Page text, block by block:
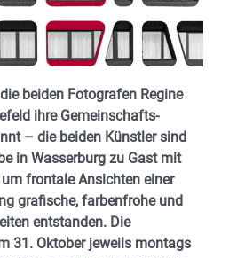
beiden Fotografen Regine
ihre Gemeinschafts-
– die beiden Künstler sind
in Wasserburg zu Gast mit
frontale Ansichten einer
grafische, farbenfrohe und
entstanden. Die
31. Oktober jeweils montags